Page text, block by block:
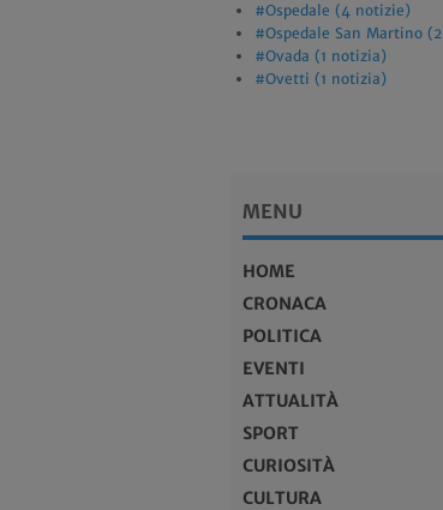
#Ospedale (4 notizie)
#Ospedale San Martino
#Ovada (1 notizia)
#Ovetti (1 notizia)
MENU
HOME
CRONACA
POLITICA
EVENTI
ATTUALITÀ
SPORT
CURIOSITÀ
CULTURA